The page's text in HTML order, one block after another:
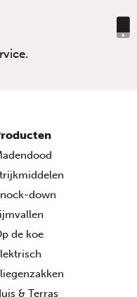
down
de koe
& Terras